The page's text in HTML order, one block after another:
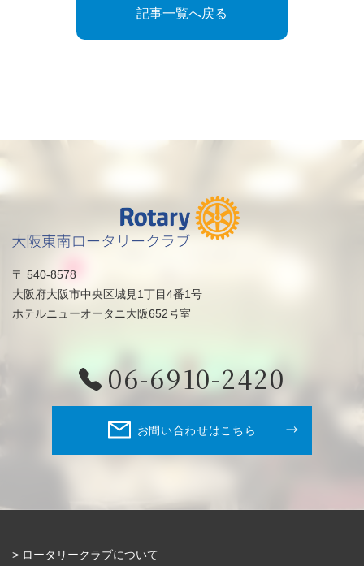
記事一覧へ戻る
〒 540-8578
大阪府大阪市中央区城見1丁目4番1号
ホテルニューオータニ大阪652号室
06-6910-2420
お問い合わせはこちら
ロータリークラブについて